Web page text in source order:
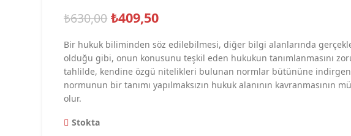
₺630,00 ₺409,50
Bir hukuk biliminden söz edilebilmesi, diğer bilgi alanlarında
olduğu gibi, onun konusunu teşkil eden hukukun tanımlanmasını
tahlilde, kendine özgü nitelikleri bulunan normlar bütününe
normunun bir tanımı yapılmaksızın hukuk alanının kavranmasının
olur.
Stokta